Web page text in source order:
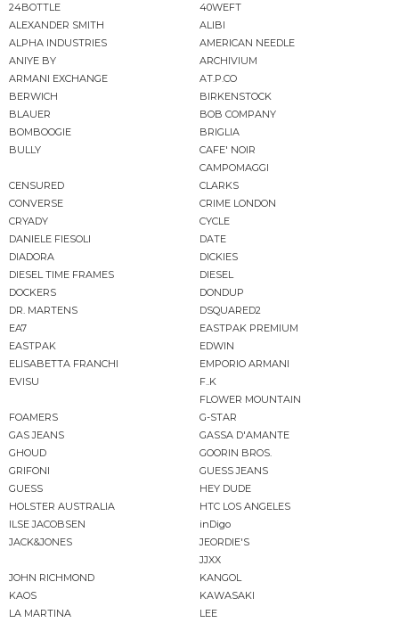
24BOTTLE
40WEFT
ALEXANDER SMITH
ALIBI
ALPHA INDUSTRIES
AMERICAN NEEDLE
ANIYE BY
ARCHIVIUM
ARMANI EXCHANGE
AT.P.CO
BERWICH
BIRKENSTOCK
BLAUER
BOB COMPANY
BOMBOOGIE
BRIGLIA
BULLY
CAFE' NOIR
CAMPOMAGGI
CENSURED
CLARKS
CONVERSE
CRIME LONDON
CRYADY
CYCLE
DANIELE FIESOLI
DATE
DIADORA
DICKIES
DIESEL TIME FRAMES
DIESEL
DOCKERS
DONDUP
DR. MARTENS
DSQUARED2
EA7
EASTPAK PREMIUM
EASTPAK
EDWIN
ELISABETTA FRANCHI
EMPORIO ARMANI
EVISU
F..K
FLOWER MOUNTAIN
FOAMERS
G-STAR
GAS JEANS
GASSA D'AMANTE
GHOUD
GOORIN BROS.
GRIFONI
GUESS JEANS
GUESS
HEY DUDE
HOLSTER AUSTRALIA
HTC LOS ANGELES
ILSE JACOBSEN
inDigo
JACK&JONES
JEORDIE'S
JJXX
JOHN RICHMOND
KANGOL
KAOS
KAWASAKI
LA MARTINA
LEE